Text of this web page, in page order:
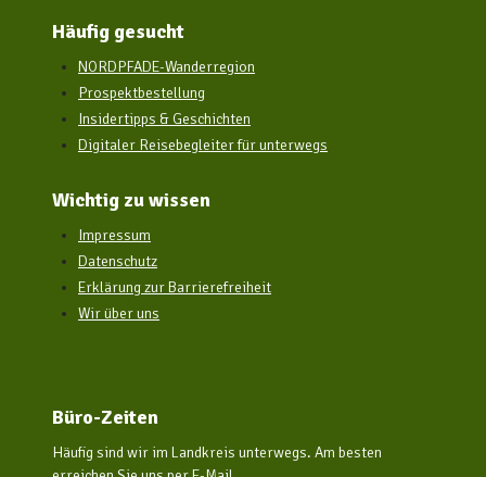
Häufig gesucht
NORDPFADE-Wanderregion
Prospektbestellung
Insidertipps & Geschichten
Digitaler Reisebegleiter für unterwegs
Wichtig zu wissen
Impressum
Datenschutz
Erklärung zur Barrierefreiheit
Wir über uns
Büro-Zeiten
Häufig sind wir im Landkreis unterwegs. Am besten